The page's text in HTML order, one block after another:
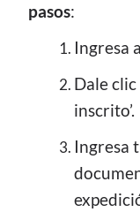
pasos:
Ingresa a
Dale
inscrito’.
Ingresa